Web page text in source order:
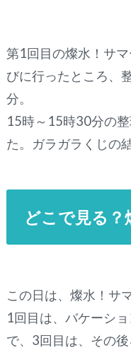
第1回目の燦水！サ
びに行ったところ、
分。
15時～15時30分の
た。ガラガラくじの
どこで見る？
この日は、燦水！サ
1回目は、バケーシ
で、3回目は、その後